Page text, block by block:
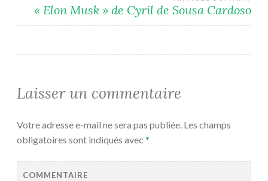
l’article
« Elon Musk » de Cyril de Sousa Cardoso
Laisser un commentaire
Votre adresse e-mail ne sera pas publiée. Les champs
obligatoires sont indiqués avec *
COMMENTAIRE